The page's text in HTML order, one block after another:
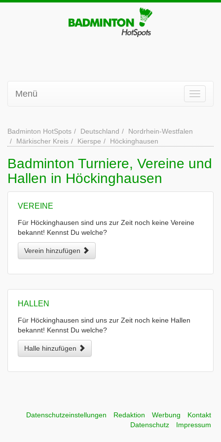
Menü
Badminton HotSpots Deutschland
Nordrhein-Westfalen
Märkischer Kreis
Kierspe Höckinghausen
Badminton Turniere, Vereine und
Hallen in Höckinghausen
VEREINE
Für Höckinghausen sind uns zur Zeit noch keine Vereine
bekannt! Kennst Du welche?
Verein hinzufügen
HALLEN
Für Höckinghausen sind uns zur Zeit noch keine Hallen
bekannt! Kennst Du welche?
Halle hinzufügen
Datenschutzeinstellungen Redaktion Werbung
Kontakt
Datenschutz
Impressum